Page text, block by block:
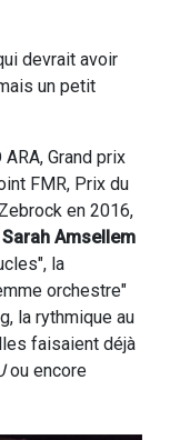
devrait avoir
un petit
Grand prix
FMR, Prix du
en 2016,
Sarah Amsellem
la
orchestre"
la rythmique au
faisaient déjà
ou encore